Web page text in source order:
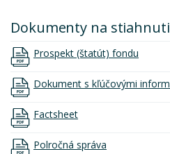
Dokumenty na
Prospekt (štatút) fondu
Dokument s kľúčovými
Factsheet
Polročná správa